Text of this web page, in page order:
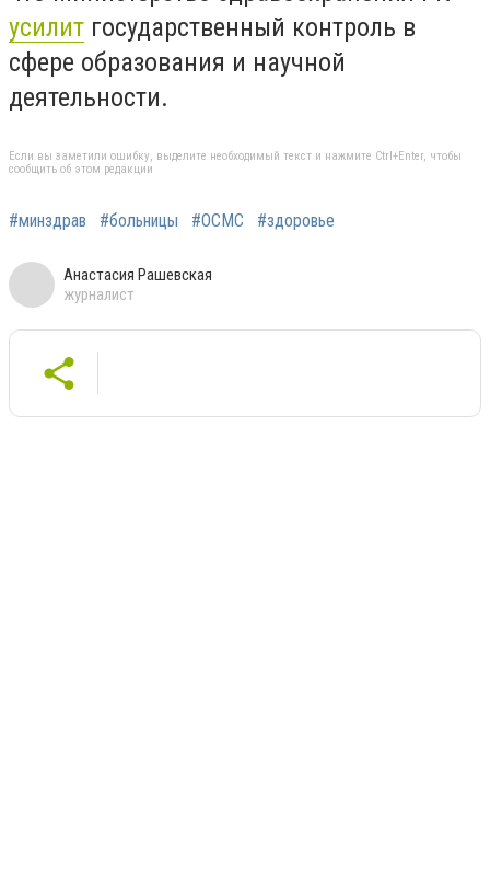
усилит государственный контроль в
сфере образования и научной
деятельности.
Если вы заметили ошибку, выделите необходимый текст и нажмите Ctrl+Enter, чтобы
сообщить об этом редакции
#минздрав #больницы #ОСМС #здоровье
Анастасия Рашевская
журналист